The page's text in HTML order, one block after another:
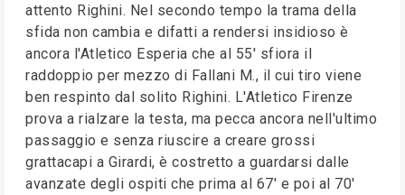
attento Righini. Nel secondo tempo la trama della
sfida non cambia e difatti a rendersi insidioso è
ancora l'Atletico Esperia che al 55' sfiora il
raddoppio per mezzo di Fallani M., il cui tiro viene
ben respinto dal solito Righini. L'Atletico Firenze
prova a rialzare la testa, ma pecca ancora nell'ultimo
passaggio e senza riuscire a creare grossi
grattacapi a Girardi, è costretto a guardarsi dalle
avanzate degli ospiti che prima al 67' e poi al 70'